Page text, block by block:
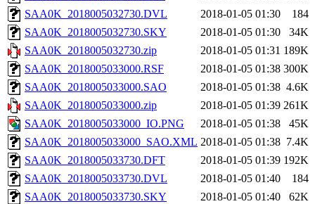
SAA0K_2018005032730.DVL
2018-01-05 01:30
184
SAA0K_2018005032730.SKY
2018-01-05 01:30
34K
SAA0K_2018005032730.zip
2018-01-05 01:31 189K
SAA0K_2018005033000.RSF
2018-01-05 01:38 300K
SAA0K_2018005033000.SAO
2018-01-05 01:38 4.6K
SAA0K_2018005033000.zip
2018-01-05 01:39 261K
SAA0K_2018005033000_IO.PNG
2018-01-05 01:38
45K
SAA0K_2018005033000_SAO.XML 2018-01-05 01:38 7.4K
SAA0K_2018005033730.DFT
2018-01-05 01:39 192K
SAA0K_2018005033730.DVL
2018-01-05 01:40
184
SAA0K_2018005033730.SKY
2018-01-05 01:40
62K